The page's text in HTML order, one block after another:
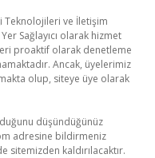
Teknolojileri ve İletişim
Sağlayıcı olarak hizmet
proaktif olarak denetleme
Ancak, üyelerimiz
olup, siteye üye olarak
düşündüğünüz
adresine bildirmeniz
sitemizden kaldırılacaktır.